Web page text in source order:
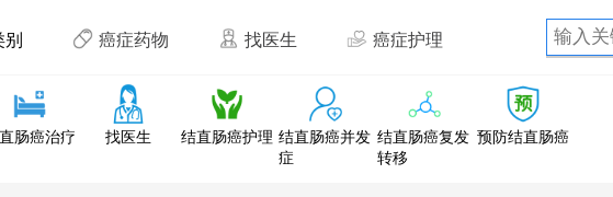
癌症药物 找医生 癌症护理
肠癌治疗 找医生 结直肠癌护理 结直肠癌并发
症
结直肠癌复发
转移
预防结直肠癌